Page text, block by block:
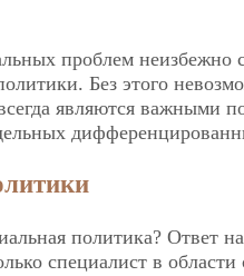
проблем неизбежно
Без этого
являются важными
политика? Ответ
специалист в